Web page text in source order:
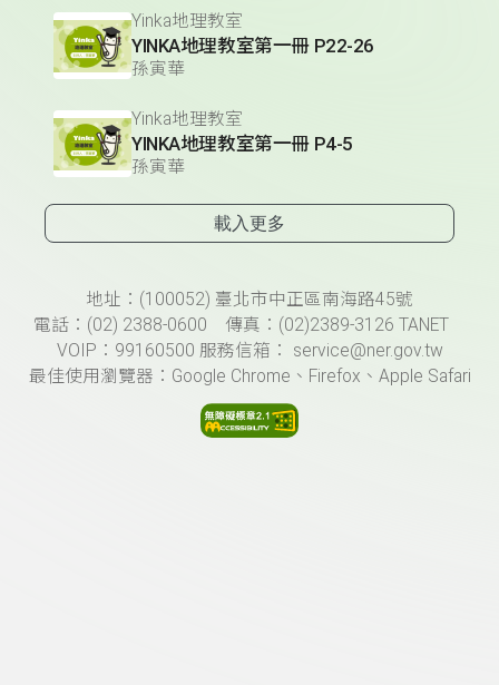
Yinka地理教室
YINKA地理教室第一冊 P22-26
孫寅華
Yinka地理教室
YINKA地理教室第一冊 P4-5
孫寅華
載入更多
頁尾資訊地址：(100052) 臺北市中正區南海路45號
電話：(02) 2388-0600 傳真：(02)2389-3126 TANET
VOIP：99160500 服務信箱： service@ner.gov.tw
最佳使用瀏覽器：Google Chrome、Firefox、Apple Safari